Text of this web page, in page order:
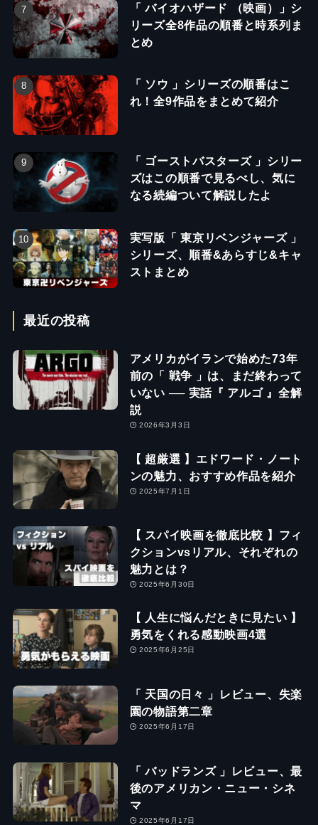
「 バイオハザード （映画）」シ
リーズ全8作品の順番と時系列ま
とめ
「 ソウ 」シリーズの順番はこ
れ！全9作品をまとめて紹介
「 ゴーストバスターズ 」シリー
ズはこの順番で見るべし、気に
なる続編ついて解説したよ
実写版「 東京リベンジャーズ 」
シリーズ、順番&あらすじ&キャ
ストまとめ
最近の投稿
アメリカがイランで始めた73年
前の「 戦争 」は、まだ終わって
いない ── 実話『 アルゴ 』全解
説
2026年3月3日
【 超厳選 】エドワード・ノート
ンの魅力、おすすめ作品を紹介
2025年7月1日
【 スパイ映画を徹底比較 】フィ
クションvsリアル、それぞれの
魅力とは？
2025年6月30日
【 人生に悩んだときに見たい 】
勇気をくれる感動映画4選
2025年6月25日
「 天国の日々 」レビュー、失楽
園の物語第二章
2025年6月17日
「 バッドランズ 」レビュー、最
後のアメリカン・ニュー・シネ
マ
2025年6月17日